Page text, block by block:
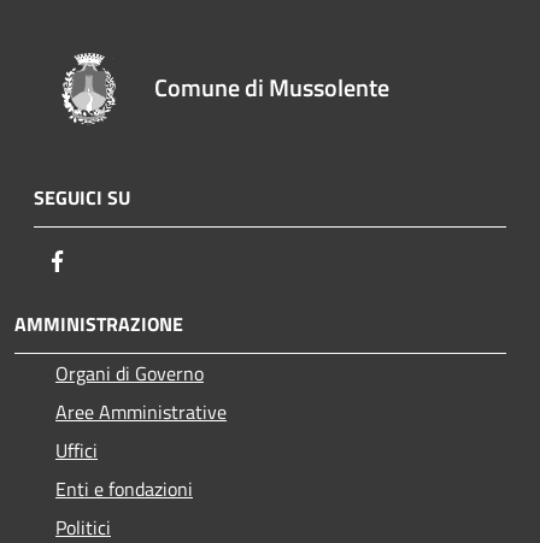
Comune di Mussolente
SEGUICI SU
AMMINISTRAZIONE
Organi di Governo
Aree Amministrative
Uffici
Enti e fondazioni
Politici